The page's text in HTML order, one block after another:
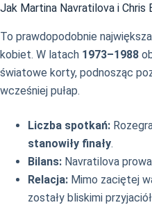
Jak Martina Navratilova i Chris
To prawdopodobnie
kobiet. W latach 1973–1988
światowe korty, podnosząc
wcześniej pułap.
Liczba spotkań:
stanowiły finały.
Bilans: Navratilova
Relacja: Mimo zaciętej
zostały bliskimi